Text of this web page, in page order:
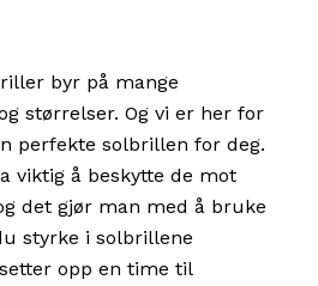
byr på mange
størrelser. Og vi er her for
perfekte solbrillen for deg.
viktig å beskytte de mot
det gjør man med å bruke
styrke i solbrillene
opp en time til